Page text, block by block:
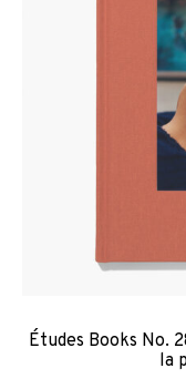
Études Books No.
la